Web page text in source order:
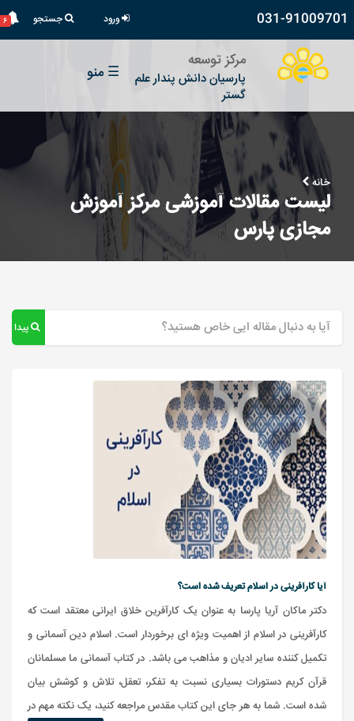
031-91009701 ورود جستجو ۶
مرکز توسعه
پارسیان دانش پندار علم
گستر
☰ منو
خانه
لیست مقالات آموزشی مرکز آموزش
مجازی پارس
پیدا کن
آیا کارآفرینی در اسلام تعریف شده است؟
دکتر ماکان آریا پارسا به عنوان یک کارآفرین خلاق ایرانی معتقد است که
کارآفرینی در اسلام از اهمیت ویژه ای برخوردار است. اسلام دین آسمانی و
تکمیل کننده سایر ادیان و مذاهب می باشد. در کتاب آسمانی ما مسلمانان
قرآن کریم دستورات بسیاری نسبت به تفکر، تعقل، تلاش و کوشش بیان
شده است. شما به هر جای این کتاب مقدس مراجعه کنید، یک نکته مهم در